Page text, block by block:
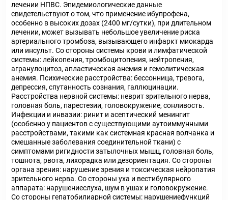
лечении НПВС. Эпидемиологические данные
свидетельствуют о том, что применение ибупрофена,
особенно в высоких дозах (2400 мг/сутки), при длительном
лечении, может вызывать небольшое увеличение риска
артериального тромбоза, вызывающего инфаркт миокарда
или инсульт. Со стороны системы крови и лимфатической
системы: лейкопения, тромбоцитопения, нейтропения,
агранулоцитоз, апластическая анемия и гемолитическая
анемия. Психические расстройства: бессонница, тревога,
депрессия, спутанность сознания, галлюцинации.
Расстройства нервной системы: неврит зрительного нерва,
головная боль, парестезии, головокружение, сонливость.
Инфекции и инвазии: ринит и асептический менингит
(особенно у пациентов с существующими аутоиммунными
расстройствами, такими как системная красная волчанка и
смешанные заболевания соединительной ткани) с
симптомами ригидности затылочных мышц, головная боль,
тошнота, рвота, лихорадка или дезориентация. Со стороны
органа зрения: нарушение зрения и токсическая нейропатия
зрительного нерва. Co стороны уха и вестибулярного
аппарата: нарушениеслуха, шум в ушах и головокружение.
Со стороны гепатобилиарной системы: нарушениефункций